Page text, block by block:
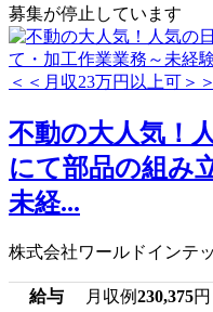
募集が停止しています
不動の大人気！
にて部品の組み
未経...
株式会社ワールドインテ
給与 月収例230,375円